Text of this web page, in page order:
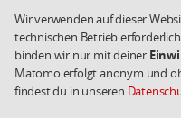
Wir verwenden auf dieser
technischen Betrieb
binden wir nur mit deiner
Matomo erfolgt anonym und
findest du in unseren
Fußbereich
Weiterführende
Links/Kleingedrucktes
Impressum
Copyright 2026 SPD